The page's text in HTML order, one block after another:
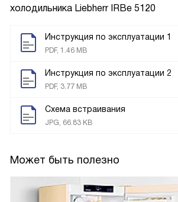
холодильника Liebherr IRBe 5120
Инструкция по эксплуатации 1
PDF, 1.46 MB
Инструкция по эксплуатации 2
PDF, 3.77 MB
Схема встраивания
JPG, 66.83 KB
Может быть полезно